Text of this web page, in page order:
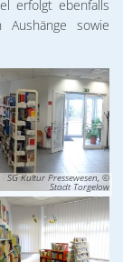
erfolgt ebenfalls
Aushänge sowie
SG Kultur Pressewesen, ©
Stadt Torgelow